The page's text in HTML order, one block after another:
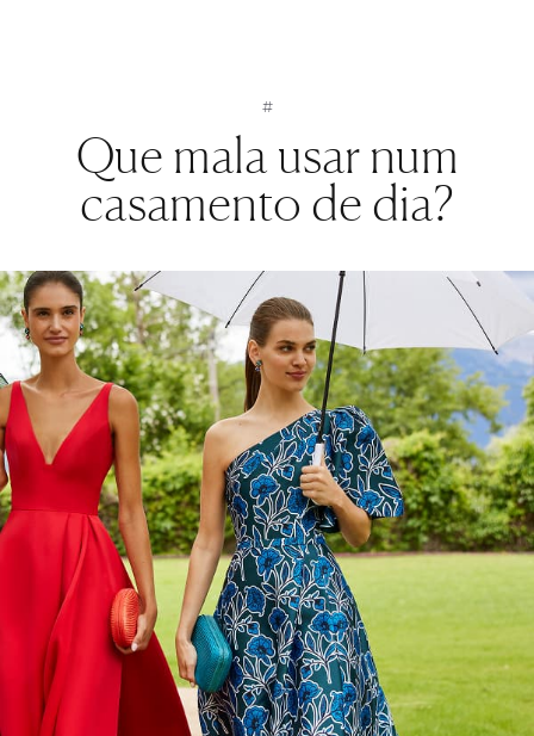
#
Que mala usar num
casamento de dia?